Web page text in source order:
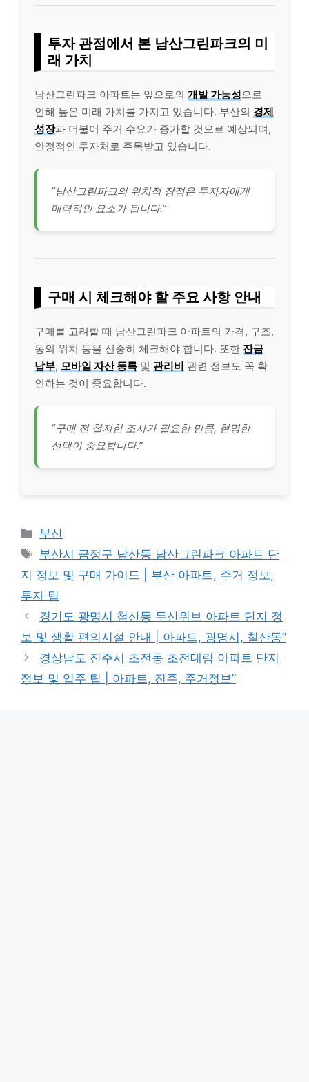
투자 관점에서 본 남산그린파크의 미
래 가치
남산그린파크 아파트는 앞으로의 개발 가능성으로
인해 높은 미래 가치를 가지고 있습니다. 부산의 경제
성장과 더불어 주거 수요가 증가할 것으로 예상되며,
안정적인 투자처로 주목받고 있습니다.
“남산그린파크의 위치적 장점은 투자자에게
매력적인 요소가 됩니다.”
구매 시 체크해야 할 주요 사항 안내
구매를 고려할 때 남산그린파크 아파트의 가격, 구조,
동의 위치 등을 신중히 체크해야 합니다. 또한 잔금
납부, 모바일 자산 등록 및 관리비 관련 정보도 꼭 확
인하는 것이 중요합니다.
“구매 전 철저한 조사가 필요한 만큼, 현명한
선택이 중요합니다.”
Categories
부산
Tags
부산시 금정구 남산동 남산그린파크 아파트 단
지 정보 및 구매 가이드 | 부산 아파트, 주거 정보,
투자 팁
경기도 광명시 철산동 두산위브 아파트 단지 정
보 및 생활 편의시설 안내 | 아파트, 광명시, 철산동”
경상남도 진주시 초전동 초전대림 아파트 단지
정보 및 입주 팁 | 아파트, 진주, 주거정보”